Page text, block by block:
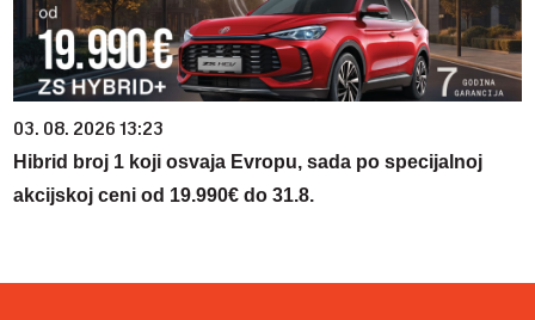
03. 08. 2026 13:23
Hibrid broj 1 koji osvaja Evropu, sada po specijalnoj
akcijskoj ceni od 19.990€ do 31.8.